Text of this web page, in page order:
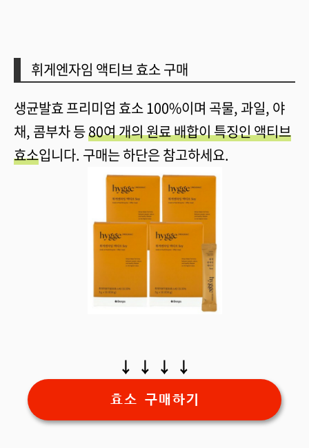
휘게엔자임 액티브 효소 구매
생균발효 프리미엄 효소 100%이며 곡물, 과일, 야
채, 콤부차 등80여 개의 원료 배합이 특징인 액티브
효소입니다. 구매는 하단은 참고하세요.
↓ ↓ ↓ ↓
효소 구매하기